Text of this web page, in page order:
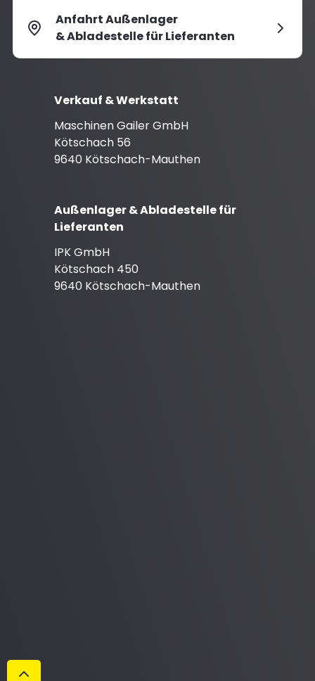
Anfahrt Außenlager
& Abladestelle für Lieferanten
Verkauf & Werkstatt
Maschinen Gailer GmbH
Kötschach 56
9640 Kötschach-Mauthen
Außenlager & Abladestelle für
Lieferanten
IPK GmbH
Kötschach 450
9640 Kötschach-Mauthen